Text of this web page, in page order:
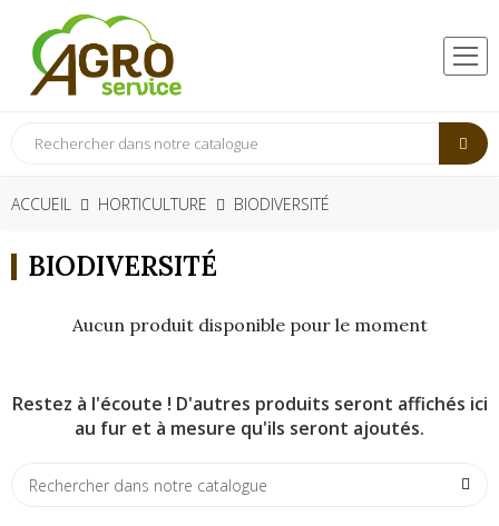
ACCUEIL HORTICULTURE BIODIVERSITÉ
BIODIVERSITÉ
Aucun produit disponible pour le moment
Restez à l'écoute ! D'autres produits seront affichés ici
au fur et à mesure qu'ils seront ajoutés.